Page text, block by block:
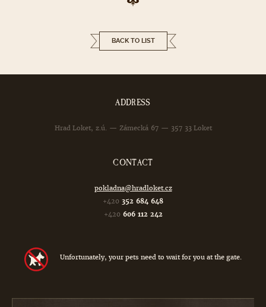
BACK TO LIST
ADDRESS
Hrad Loket, z.ú. — Zámecká 67 — 357 33 Loket
CONTACT
pokladna@hradloket.cz
+420 352 684 648
+420 606 112 242
Unfortunately, your pets need to wait for you at the gate.